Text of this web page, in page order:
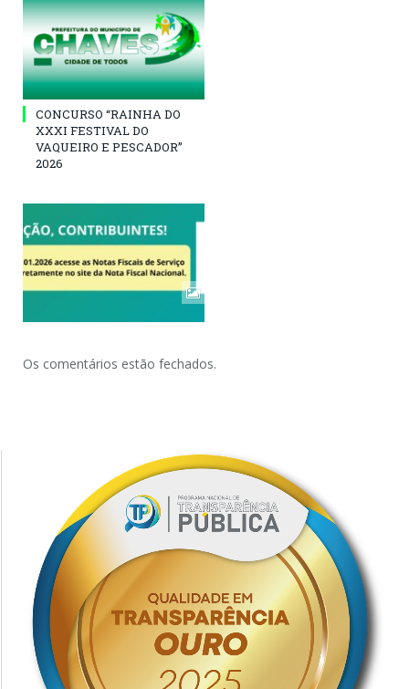
CONCURSO “RAINHA DO
XXXI FESTIVAL DO
VAQUEIRO E PESCADOR”
2026
Os comentários estão fechados.